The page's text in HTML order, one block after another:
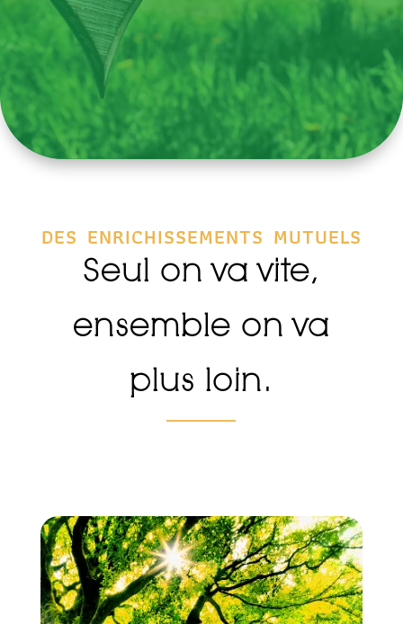
des enrichissements mutuels
Seul on va vite,
ensemble on va
plus loin.